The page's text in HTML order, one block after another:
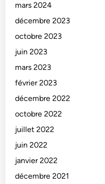
mars 2024
décembre 2023
octobre 2023
juin 2023
mars 2023
février 2023
décembre 2022
octobre 2022
juillet 2022
juin 2022
janvier 2022
décembre 2021